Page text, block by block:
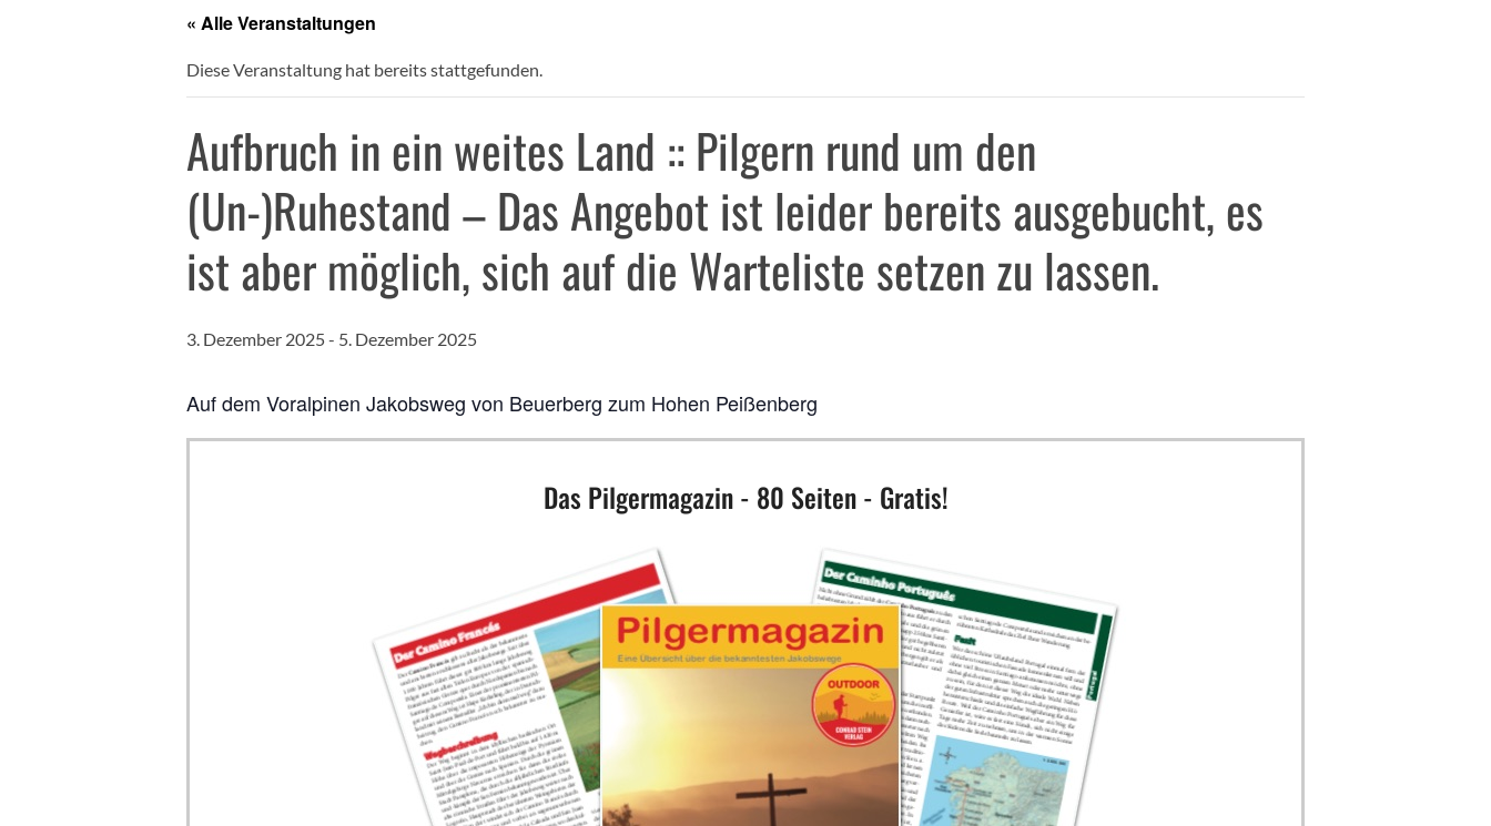
« Alle Veranstaltungen
Diese Veranstaltung hat bereits stattgefunden.
Aufbruch in ein weites Land :: Pilgern rund um den
(Un-)Ruhestand – Das Angebot ist leider bereits ausgebucht, es
ist aber möglich, sich auf die Warteliste setzen zu lassen.
3. Dezember 2025- 5. Dezember 2025
Auf dem Voralpinen Jakobsweg von Beuerberg zum Hohen Peißenberg
Das Pilgermagazin - 80 Seiten - Gratis!